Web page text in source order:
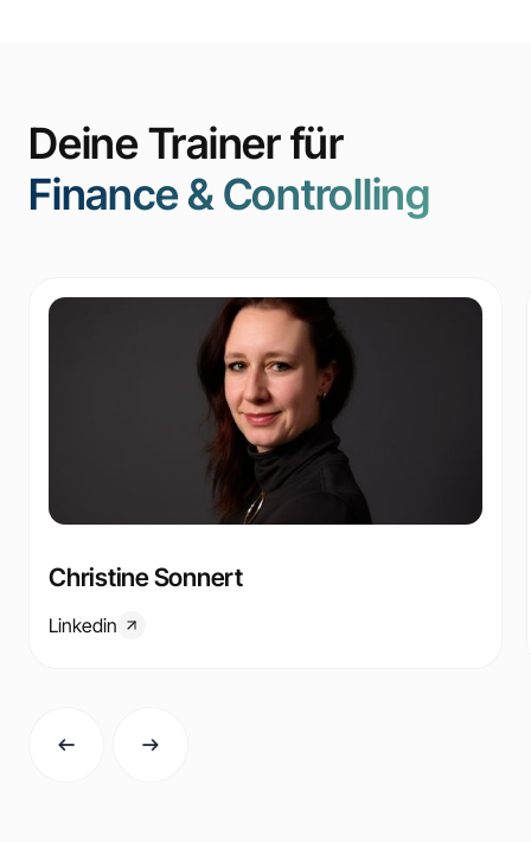
Deine Trainer für
Finance & Controlling
Christine Sonnert
Linkedin